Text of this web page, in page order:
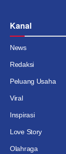
Kanal
News
Redaksi
Peluang Usaha
Viral
Inspirasi
Love Story
Olahraga